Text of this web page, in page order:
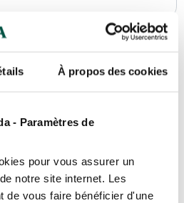
À propos des cookies
- Paramètres de
pour vous assurer un
notre site internet. Les
de vous faire bénéficier d'une